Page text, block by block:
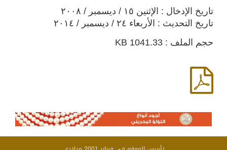
تاريخ الإدخال : الإثنين ١٥ / ديسمبر / ٢٠٠٨
تاريخ التحديث : الأربعاء ٢٤ / ديسمبر / ٢٠١٤
حجم الملف : 1041.33 KB